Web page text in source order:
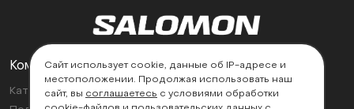
Компания
Каталог
Поддержка
Контакты
Сайт использует cookie, данные об IP-адресе и
местоположении. Продолжая использовать наш
сайт, вы соглашаетесь с условиями обработки